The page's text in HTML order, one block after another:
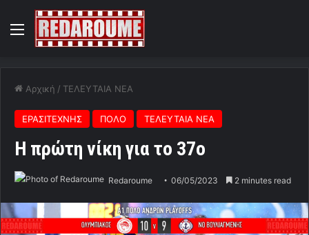
Menu
Αρχική / ΤΕΛΕΥΤΑΙΑ ΝΕΑ
ΕΡΑΣΙΤΕΧΝΗΣ ΠΟΛΟ ΤΕΛΕΥΤΑΙΑ ΝΕΑ
Η πρώτη νίκη για το 37ο
Redaroume 06/05/2023 2 minutes read